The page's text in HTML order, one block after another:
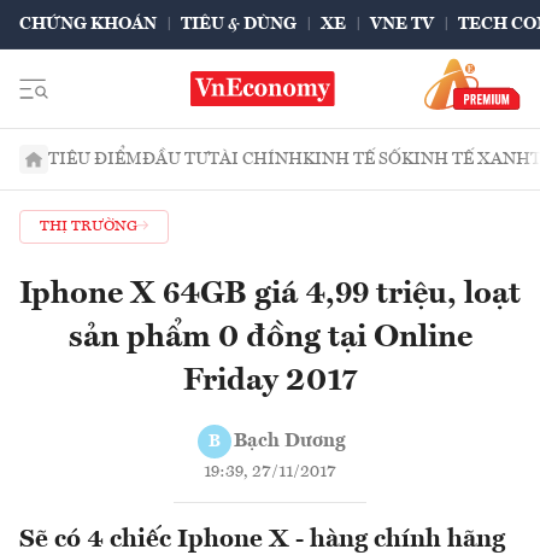
CHỨNG KHOÁN TIÊU & DÙNG XE VNE TV TECH
TIÊU ĐIỂMĐẦU TƯTÀI CHÍNHKINH TẾ SỐKINH TẾ XANH
THỊ TRƯỜNG
Iphone X 64GB giá 4,99 triệu, loạt
sản phẩm 0 đồng tại Online
Friday 2017
B Bạch Dương
19:39, 27/11/2017
Sẽ có 4 chiếc Iphone X - hàng chính hãng